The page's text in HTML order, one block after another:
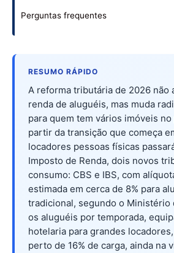
Perguntas frequentes
RESUMO RÁPIDO
A reforma tributária de 2026 não
renda de aluguéis, mas muda
para quem tem vários imóveis
partir da transição que começa
locadores pessoas físicas
Imposto de Renda, dois novos
consumo: CBS e IBS, com
estimada em cerca de 8% para
tradicional, segundo o Ministério
os aluguéis por temporada,
hotelaria para grandes
perto de 16% de carga, ainda na